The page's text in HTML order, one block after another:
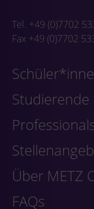
Tel. +49 (0)7702
Fax +49 (0)7702
Studierende
Über METZ
FAQs